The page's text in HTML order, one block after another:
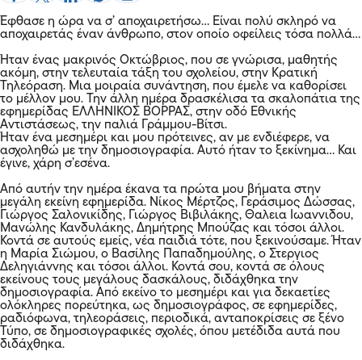
Έφθασε η ώρα να σ’ αποχαιρετήσω… Είναι πολύ σκληρό να
αποχαιρετάς έναν άνθρωπο, στον οποίο οφείλεις τόσα πολλά…
Ήταν ένας μακρινός Οκτώβριος, που σε γνώρισα, μαθητής
ακόμη, στην τελευταία τάξη του σχολείου, στην Κρατική
Τηλεόραση. Μια μοιραία συνάντηση, που έμελε να καθορίσει
το μέλλον μου. Την άλλη ημέρα δρασκέλισα τα σκαλοπάτια της
εφημερίδας ΕΛΛΗΝΙΚΟΣ ΒΟΡΡΑΣ, στην οδό Εθνικής
Αντιστάσεως, την παλιά Γράμμου-Βίτσι.
Ήταν ένα μεσημέρι και μου πρότεινες, αν με ενδιέφερε, να
ασχοληθώ με την δημοσιογραφία. Αυτό ήταν το ξεκίνημα… Και
έγινε, χάρη σ’εσένα.
Από αυτήν την ημέρα έκανα τα πρώτα μου βήματα στην
μεγάλη εκείνη εφημερίδα. Νίκος Μέρτζος, Γεράσιμος Δώσσας,
Γιώργος Σαλονικίδης, Γιώργος Βιβιλάκης, Θαλεια Ιωαννιδου,
Μανώλης Κανδυλάκης, Δημήτρης Μπούζας και τόσοι άλλοι.
Κοντά σε αυτούς εμείς, νέα παιδιά τότε, που ξεκινούσαμε. Ήταν
η Μαρία Σιώμου, ο Βασίλης Παπαδημούλης, ο Στεργιος
Δεληγιάννης και τόσοι άλλοι. Κοντά σου, κοντά σε όλους
εκείνους τους μεγάλους δασκάλους, διδάχθηκα την
δημοσιογραφία. Από εκείνο το μεσημέρι και για δεκαετίες
ολόκληρες πορεύτηκα, ως δημοσιογράφος, σε εφημερίδες,
ραδιόφωνα, τηλεοράσεις, περιοδικά, ανταποκρίσεις σε ξένο
Τύπο, σε δημοσιογραφικές σχολές, όπου μετέδιδα αυτά που
διδάχθηκα.